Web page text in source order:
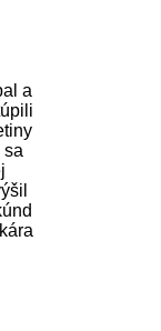
a
sa